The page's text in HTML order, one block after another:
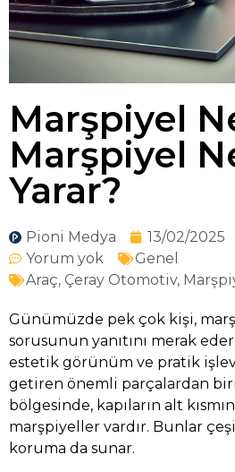
Marşpiyel
Marşpiyel
Yarar?
Pioni Medya 13/02/2025
Yorum yok
Genel
Araç, Çeray Otomotiv,
Günümüzde pek çok kişi,
sorusunun yanıtını merak
estetik görünüm ve pratik
getiren önemli parçalardan biri
bölgesinde, kapıların alt
marşpiyeller vardır. Bunlar
koruma da sunar.